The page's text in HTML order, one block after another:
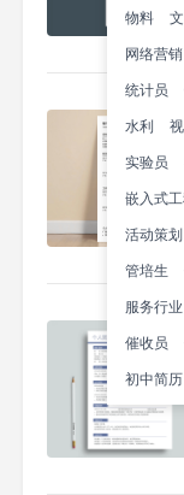
物料
网络营销
统计员
水利
实验员
嵌入式
活动策划
管培生
服务行业
催收员
初中简历